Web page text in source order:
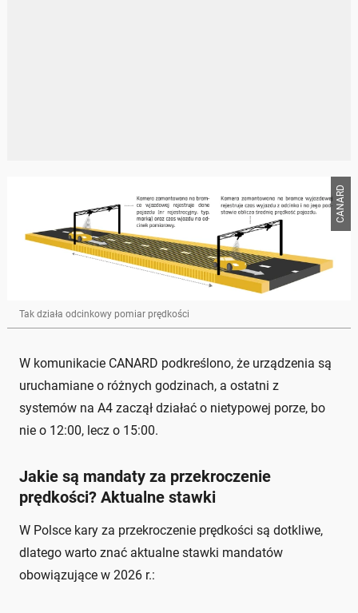
CANARD
Tak działa odcinkowy pomiar prędkości
W komunikacie CANARD podkreślono, że urządzenia są
uruchamiane o różnych godzinach, a ostatni z
systemów na A4 zaczął działać o nietypowej porze, bo
nie o 12:00, lecz o 15:00.
Jakie są mandaty za przekroczenie
prędkości? Aktualne stawki
W Polsce kary za przekroczenie prędkości są dotkliwe,
dlatego warto znać aktualne stawki mandatów
obowiązujące w 2026 r.: